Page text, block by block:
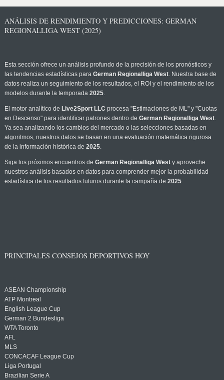
ANÁLISIS DE RENDIMIENTO Y PREDICCIONES: GERMAN
REGIONALLIGA WEST (2025)
Esta sección ofrece un análisis profundo de la precisión de los pronósticos y
las tendencias estadísticas para German Regionalliga West. Nuestra base de
datos realiza un seguimiento de los resultados, el ROI y el rendimiento de los
modelos durante la temporada 2025.
El motor analítico de Live2Sport LLC procesa "Estimaciones de ML" y "Cuotas
en Descenso" para identificar patrones dentro de German Regionalliga West.
Ya sea analizando los cambios del mercado o las selecciones basadas en
algoritmos, nuestros datos se basan en una evaluación matemática rigurosa
de la información histórica de 2025.
Siga los próximos encuentros de German Regionalliga Westy aproveche
nuestros análisis basados en datos para comprender mejor la probabilidad
estadística de los resultados futuros durante la campaña de 2025.
PRINCIPALES CONSEJOS DEPORTIVOS HOY
ASEAN Championship
ATP Montreal
English League Cup
German 2 Bundesliga
WTA Toronto
AFL
MLS
CONCACAF League Cup
Liga Portugal
Brazilian Serie A